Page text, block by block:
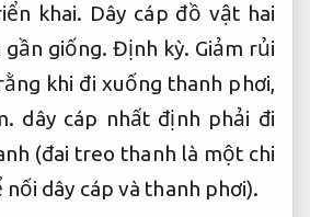
khai. Dây cáp đồ vật hai
gần giống. Định kỳ. Giảm rủi
khi đi xuống thanh phơi,
dây cáp nhất định phải đi
(đai treo thanh là một chi
dây cáp và thanh phơi).